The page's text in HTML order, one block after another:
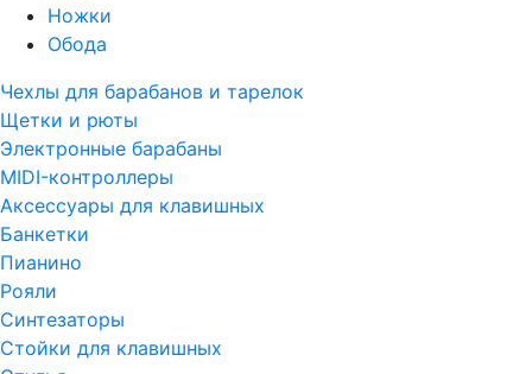
Ножки
Обода
Чехлы для барабанов и тарелок
Щетки и рюты
Электронные барабаны
MIDI-контроллеры
Аксессуары для клавишных
Банкетки
Пианино
Рояли
Синтезаторы
Стойки для клавишных